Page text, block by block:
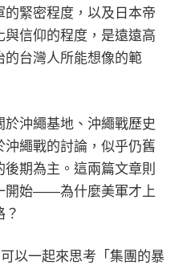
緊密程度，以及日本帝
與信仰的程度，是遠遠高
台灣人所能想像的範
沖繩基地、沖繩戰歷史
繩戰的討論，似乎仍舊
期為主。這兩篇文章則
開始——為什麼美軍才上
？
以一起來思考「集團的暴